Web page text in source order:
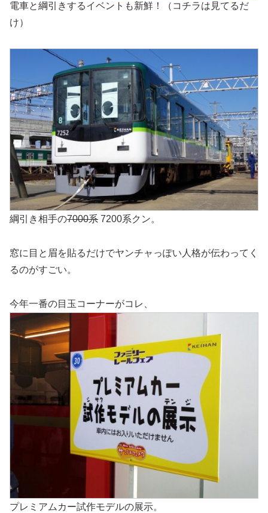
電車と綱引きするイベントも新鮮！（コチラは見てるだ
け）
綱引き相手の7000系 7200系クン。
窓に目と眉を貼るだけでヤンチャっぽい人格が伝わってく
るのがすごい。
今年一番の目玉コーナーがコレ、
プレミアムカー試作モデルの展示。